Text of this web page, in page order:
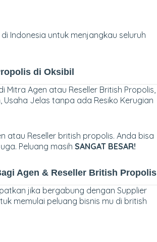
Indonesia untuk menjangkau seluruh
di Oksibil
Mitra Agen atau Reseller British Propolis,
Usaha Jelas tanpa ada Resiko Kerugian
atau Reseller british propolis. Anda bisa
Peluang masih SANGAT BESAR!
Agen & Reseller British Propolis
jika bergabung dengan Supplier
memulai peluang bisnis mu di british